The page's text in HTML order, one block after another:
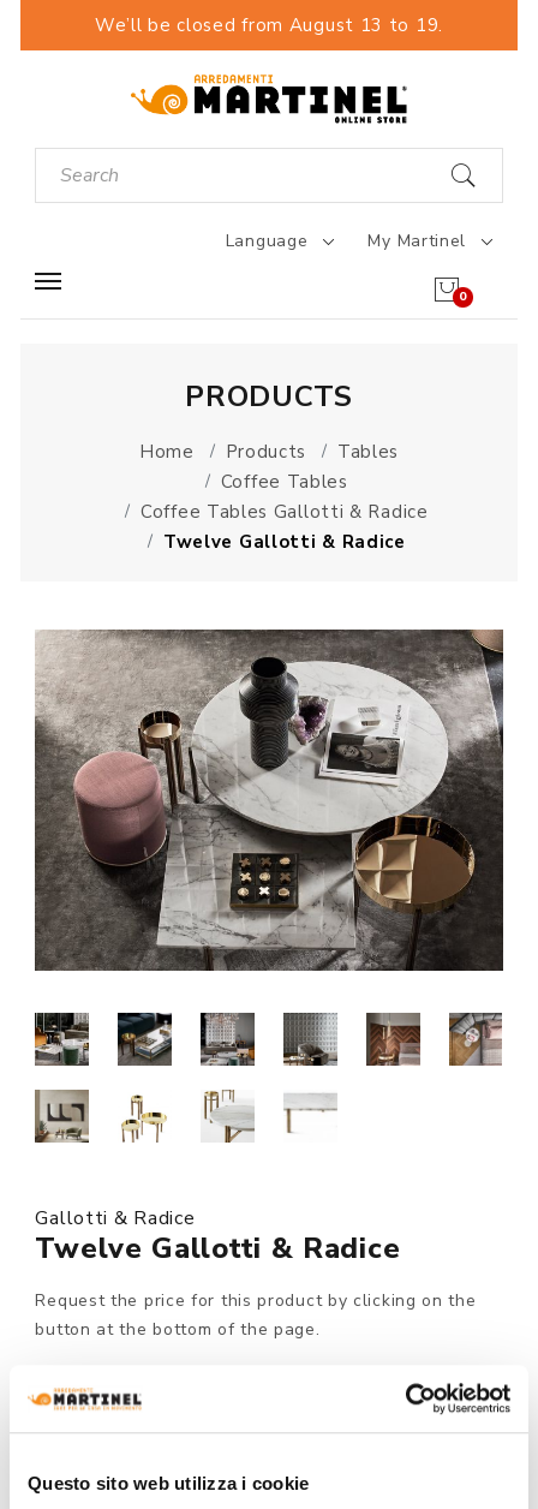
Questo sito web utilizza i cookie
We’ll be closed from August 13 to 19.
Language My Martinel
0
PRODUCTS
Home Products
Tables
Coffee Tables
Coffee Tables Gallotti & Radice
Twelve Gallotti & Radice
Gallotti & Radice
Twelve Gallotti & Radice
Request the price for this product by clicking on the
button at the bottom of the page.
Made to order